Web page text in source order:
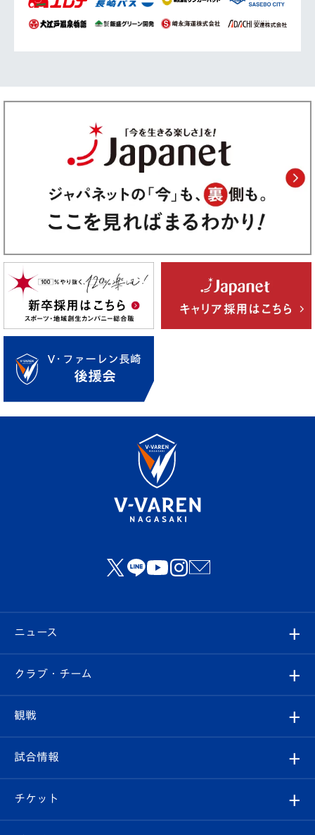
ニュース
すべて
クラブ
試合情報
クラブ・チーム
クラブ概要
エンブレム紹介
観戦
観戦ルール
はじめての観戦ガイド
試合情報
試合日程/結果
チケット